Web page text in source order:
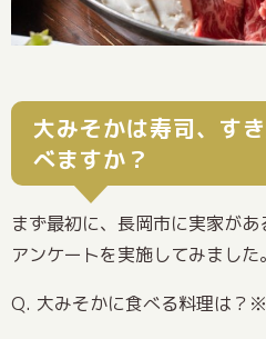
大みそかは寿司、す
べますか？
まず最初に、長岡市に実家が
アンケートを実施してみました。
Q. 大みそかに食べる料理は？